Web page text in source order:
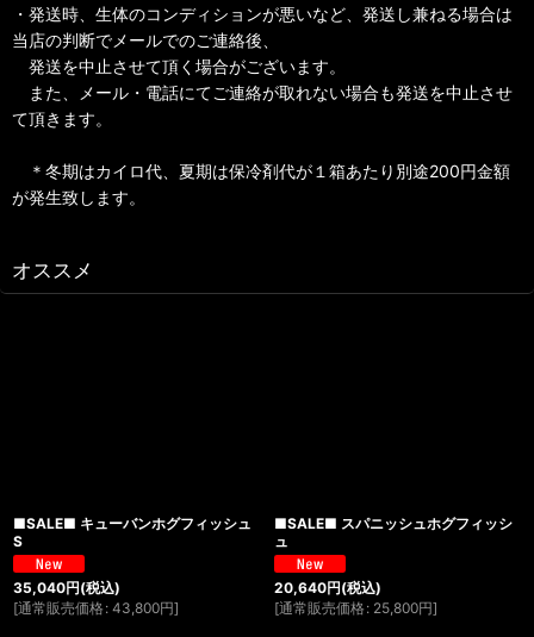
・発送時、生体のコンディションが悪いなど、発送し兼ねる場合は
当店の判断でメールでのご連絡後、
発送を中止させて頂く場合がございます。
また、メール・電話にてご連絡が取れない場合も発送を中止させ
て頂きます。
＊冬期はカイロ代、夏期は保冷剤代が１箱あたり別途200円金額
が発生致します。
オススメ
■SALE■ キューバンホグフィッシュ
S
35,040円(税込)
[通常販売価格 : 43,800円]
■SALE■ スパニッシュホグフィッシ
ュ
20,640円(税込)
[通常販売価格 : 25,800円]